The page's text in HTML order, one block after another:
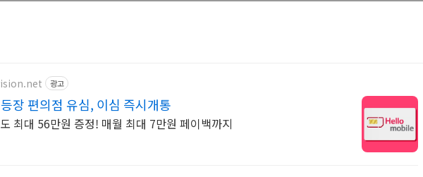
광고
장 편의점 유심, 이심 즉시개통
최대 56만원 증정! 매월 최대 7만원 페이백까지